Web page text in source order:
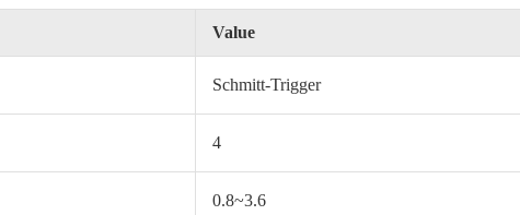
Value
Schmitt-Trigger
4
0.8~3.6